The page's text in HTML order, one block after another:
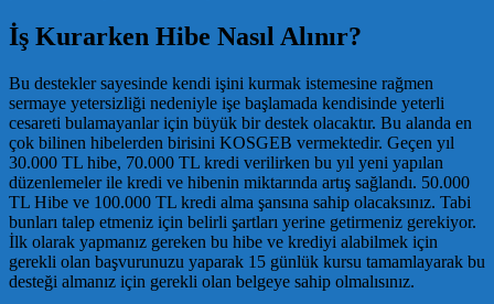
İş Kurarken Hibe Nasıl Alınır?
Bu destekler sayesinde kendi işini kurmak istemesine rağmen
sermaye yetersizliği nedeniyle işe başlamada kendisinde yeterli
cesareti bulamayanlar için büyük bir destek olacaktır. Bu alanda en
çok bilinen hibelerden birisini KOSGEB vermektedir. Geçen yıl
30.000 TL hibe, 70.000 TL kredi verilirken bu yıl yeni yapılan
düzenlemeler ile kredi ve hibenin miktarında artış sağlandı. 50.000
TL Hibe ve 100.000 TL kredi alma şansına sahip olacaksınız. Tabi
bunları talep etmeniz için belirli şartları yerine getirmeniz gerekiyor.
İlk olarak yapmanız gereken bu hibe ve krediyi alabilmek için
gerekli olan başvurunuzu yaparak 15 günlük kursu tamamlayarak bu
desteği almanız için gerekli olan belgeye sahip olmalısınız.